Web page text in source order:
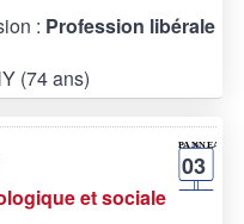
: Profession libérale
(74 ans)
03
et sociale